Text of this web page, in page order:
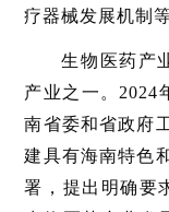
疗器械发展机制
生物医药产
产业之一。2024
南省委和省政府
建具有海南特色
署，提出明确要